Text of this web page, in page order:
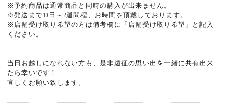
※予約商品は通常商品と同時の購入が出来ません。
※発送まで10日～2週間程、お時間を頂戴しております。
※店舗受け取り希望の方は備考欄に「店舗受け取り希望」と記入
ください。
当日お越しになれない方も、是非遠征の思い出を一緒に共有出来
たら幸いです！
宜しくお願い致します。